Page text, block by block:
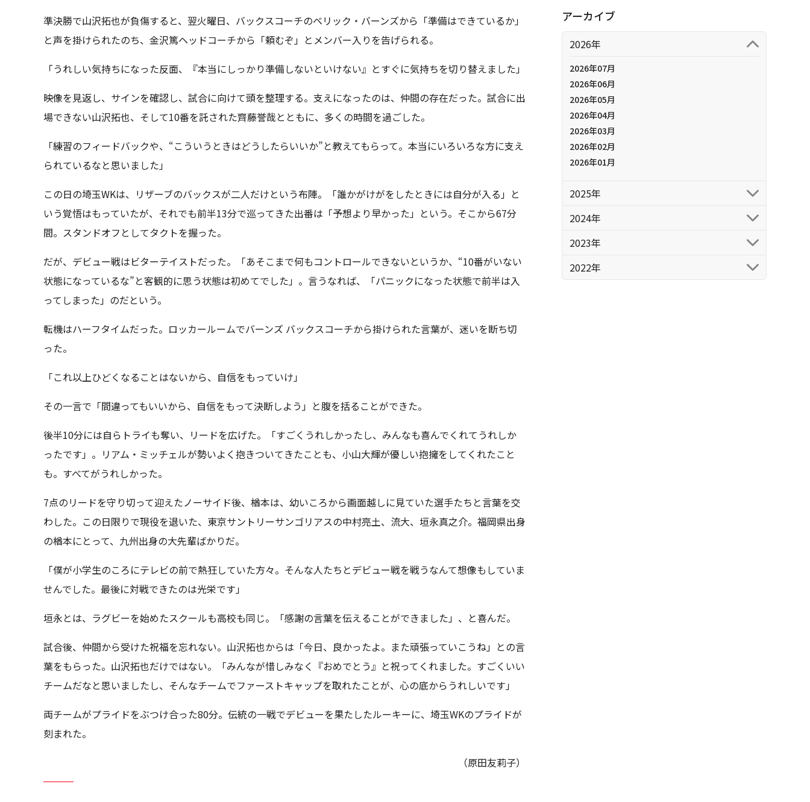
準決勝で山沢拓也が負傷すると、翌火曜日、バックスコーチのベリック・バーンズから「準備はできているか」
と声を掛けられたのち、金沢篤ヘッドコーチから「頼むぞ」とメンバー入りを告げられる。
「うれしい気持ちになった反面、『本当にしっかり準備しないといけない』とすぐに気持ちを切り替えました」
映像を見返し、サインを確認し、試合に向けて頭を整理する。支えになったのは、仲間の存在だった。試合に出
場できない山沢拓也、そして10番を託された齊藤誉哉とともに、多くの時間を過ごした。
「練習のフィードバックや、“こういうときはどうしたらいいか”と教えてもらって。本当にいろいろな方に支え
られているなと思いました」
この日の埼玉WKは、リザーブのバックスが二人だけという布陣。「誰かがけがをしたときには自分が入る」と
いう覚悟はもっていたが、それでも前半13分で巡ってきた出番は「予想より早かった」という。そこから67分
間。スタンドオフとしてタクトを握った。
だが、デビュー戦はビターテイストだった。「あそこまで何もコントロールできないというか、“10番がいない
状態になっているな”と客観的に思う状態は初めてでした」。言うなれば、「パニックになった状態で前半は入
ってしまった」のだという。
転機はハーフタイムだった。ロッカールームでバーンズ バックスコーチから掛けられた言葉が、迷いを断ち切
った。
「これ以上ひどくなることはないから、自信をもっていけ」
その一言で「間違ってもいいから、自信をもって決断しよう」と腹を括ることができた。
後半10分には自らトライも奪い、リードを広げた。「すごくうれしかったし、みんなも喜んでくれてうれしか
ったです」。リアム・ミッチェルが勢いよく抱きついてきたことも、小山大輝が優しい抱擁をしてくれたこと
も。すべてがうれしかった。
7点のリードを守り切って迎えたノーサイド後、楢本は、幼いころから画面越しに見ていた選手たちと言葉を交
わした。この日限りで現役を退いた、東京サントリーサンゴリアスの中村亮土、流大、垣永真之介。福岡県出身
の楢本にとって、九州出身の大先輩ばかりだ。
「僕が小学生のころにテレビの前で熱狂していた方々。そんな人たちとデビュー戦を戦うなんて想像もしていま
せんでした。最後に対戦できたのは光栄です」
垣永とは、ラグビーを始めたスクールも高校も同じ。「感謝の言葉を伝えることができました」、と喜んだ。
試合後、仲間から受けた祝福を忘れない。山沢拓也からは「今日、良かったよ。また頑張っていこうね」との言
葉をもらった。山沢拓也だけではない。「みんなが惜しみなく『おめでとう』と祝ってくれました。すごくいい
チームだなと思いましたし、そんなチームでファーストキャップを取れたことが、心の底からうれしいです」
両チームがプライドをぶつけ合った80分。伝統の一戦でデビューを果たしたルーキーに、埼玉WKのプライドが
刻まれた。
（原田友莉子）
アーカイブ
2026年
2026年07月
2026年06月
2026年05月
2026年04月
2026年03月
2026年02月
2026年01月
2025年
2024年
2023年
2022年